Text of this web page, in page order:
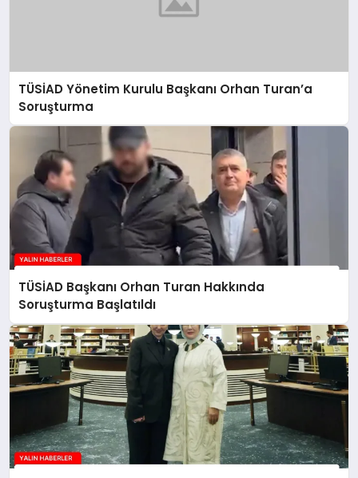
TÜSİAD Yönetim Kurulu Başkanı Orhan Turan’a
Soruşturma
TÜSİAD Başkanı Orhan Turan Hakkında
Soruşturma Başlatıldı